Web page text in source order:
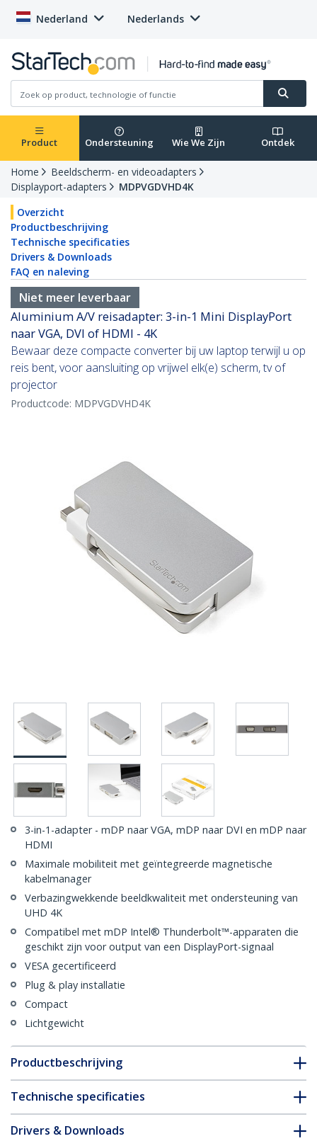
Nederland Nederlands
Product Ondersteuning Wie We Zijn Ontdek
Home
Beeldscherm- en videoadapters
Displayport-adapters
MDPVGDVHD4K
Overzicht
Productbeschrijving
Technische specificaties
Drivers & Downloads
FAQ en naleving
Niet meer leverbaar
Aluminium A/V reisadapter: 3-in-1 Mini DisplayPort
naar VGA, DVI of HDMI - 4K
Bewaar deze compacte converter bij uw laptop terwijl u op
reis bent, voor aansluiting op vrijwel elk(e) scherm, tv of
projector
Productcode: MDPVGDVHD4K
3-in-1-adapter - mDP naar VGA, mDP naar DVI en mDP naar
HDMI
Maximale mobiliteit met geïntegreerde magnetische
kabelmanager
Verbazingwekkende beeldkwaliteit met ondersteuning van
UHD 4K
Compatibel met mDP Intel® Thunderbolt™-apparaten die
geschikt zijn voor output van een DisplayPort-signaal
VESA gecertificeerd
Plug & play installatie
Compact
Lichtgewicht
Productbeschrijving
Technische specificaties
Drivers & Downloads